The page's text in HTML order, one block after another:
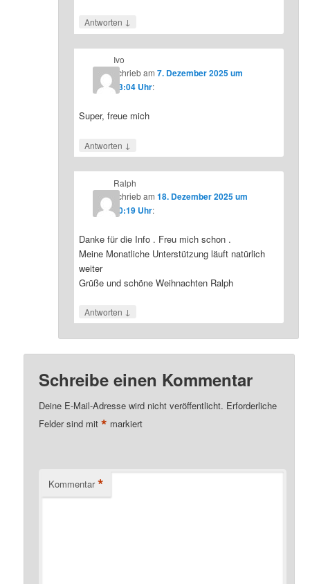
Antworten ↓
Ivo
schriebam 7. Dezember 2025 um
23:04 Uhr:
Super, freue mich
Antworten ↓
Ralph
schriebam 18. Dezember 2025 um
10:19 Uhr:
Danke für die Info . Freu mich schon .
Meine Monatliche Unterstützung läuft natürlich
weiter
Grüße und schöne Weihnachten Ralph
Antworten ↓
Schreibe einen Kommentar
Deine E-Mail-Adresse wird nicht veröffentlicht. Erforderliche
Felder sind mit* markiert
Kommentar *